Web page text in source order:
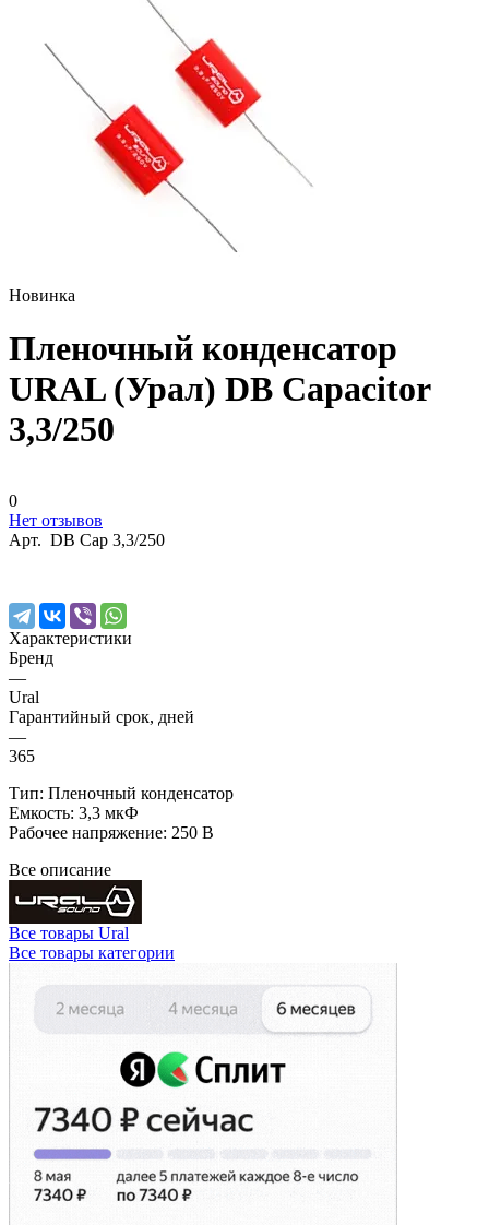
Новинка
Пленочный конденсатор
URAL (Урал) DB Capacitor
3,3/250
0
Нет отзывов
Арт. DB Cap 3,3/250
Характеристики
Бренд
—
Ural
Гарантийный срок, дней
—
365
Тип: Пленочный конденсатор
Емкость: 3,3 мкФ
Рабочее напряжение: 250 В
Все описание
Все товары Ural
Все товары категории